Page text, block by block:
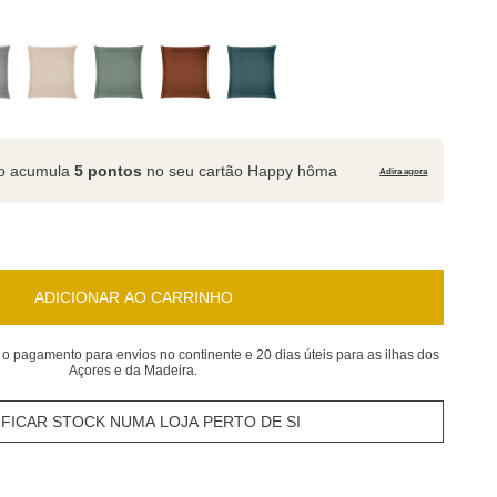
acumula5 pontos no seu cartão Happy hôma Adira agora
ADICIONAR AO CARRINHO
pagamento para envios no continente e 20 dias úteis para as ilhas dos
Açores e da Madeira.
STOCK NUMA LOJA PERTO DE SI